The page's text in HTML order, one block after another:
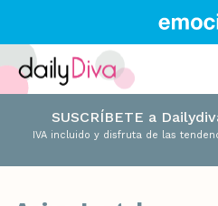
SUSCRÍBETE a
IVA incluido y disfruta de las